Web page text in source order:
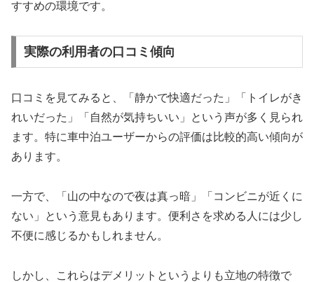
すすめの環境です。
実際の利用者の口コミ傾向
口コミを見てみると、「静かで快適だった」「トイレがき
れいだった」「自然が気持ちいい」という声が多く見られ
ます。特に車中泊ユーザーからの評価は比較的高い傾向が
あります。
一方で、「山の中なので夜は真っ暗」「コンビニが近くに
ない」という意見もあります。便利さを求める人には少し
不便に感じるかもしれません。
しかし、これらはデメリットというよりも立地の特徴で